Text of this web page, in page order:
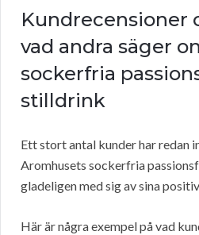
Kundrecensioner
vad andra säger
sockerfria
stilldrink
Ett stort antal kunder har redan
Aromhusets sockerfria
gladeligen med sig av sina
Här är några exempel på vad